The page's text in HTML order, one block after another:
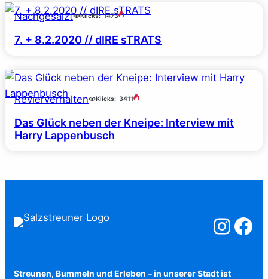
Nachgesalzt Klicks: 1473
7. + 8.2.2020 // dIRE sTRATS
Revierverhalten Klicks: 3411
Das Glück neben der Kneipe: Interview mit
Harry Lappenbusch
Salzstreuner
Streunen, Bummeln und Erleben – in unserer Stadt ist